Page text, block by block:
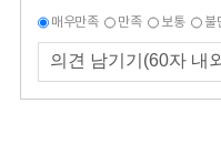
매우만족 만족 보통 불